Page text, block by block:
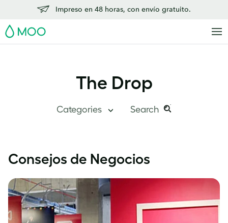
Impreso en 48 horas, con envío gratuito.
MOO
The Drop
Categories Search
The Drop
Descubre MOO
Historias de éxito
this
site:
Search
Consejos de Negocios